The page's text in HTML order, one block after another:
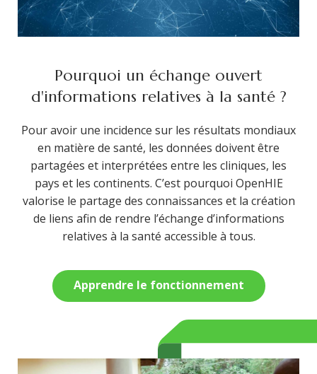
Pourquoi un échange ouvert
d'informations relatives à la santé ?
Pour avoir une incidence sur les résultats mondiaux
en matière de santé, les données doivent être
partagées et interprétées entre les cliniques, les
pays et les continents. C’est pourquoi OpenHIE
valorise le partage des connaissances et la création
de liens afin de rendre l’échange d’informations
relatives à la santé accessible à tous.
Apprendre le fonctionnement